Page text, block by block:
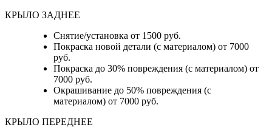
КРЫЛО ЗАДНЕЕ
Снятие/установка от 1500 руб.
Покраска новой детали (с материалом) от 7000
руб.
Покраска до 30% повреждения (с материалом) от
7000 руб.
Окрашивание до 50% повреждения (с
материалом) от 7000 руб.
КРЫЛО ПЕРЕДНЕЕ